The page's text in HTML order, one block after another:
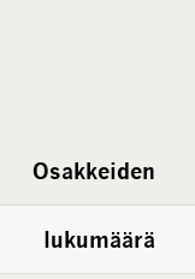
Osakkeiden
lukumäärä